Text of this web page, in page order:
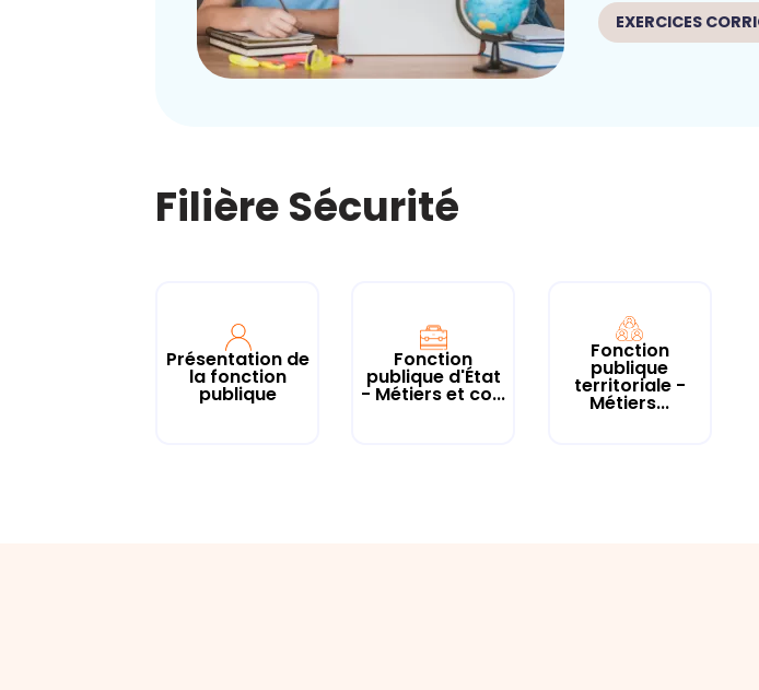
EXERCICES
Filière Sécurité
Présentation de
la fonction
publique
Fonction
publique d'État
- Métiers et co...
Fonction
publique
territoriale -
Métiers...